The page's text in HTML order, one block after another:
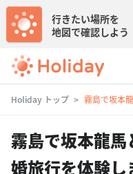
行きたい場所を
地図で確認しよう
Holiday トップ 霧島で坂本
霧島で坂本龍
婚旅行を体験し